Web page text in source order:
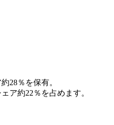
28％を保有。
ア約22％を占めます。